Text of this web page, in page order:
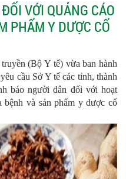
VỚI QUẢNG CÁO
PHẨM Y DƯỢC CỔ
(Bộ Y tế) vừa ban hành
cầu Sở Y tế các tỉnh, thành
báo người dân đối với hoạt
bệnh và sản phẩm y dược cổ